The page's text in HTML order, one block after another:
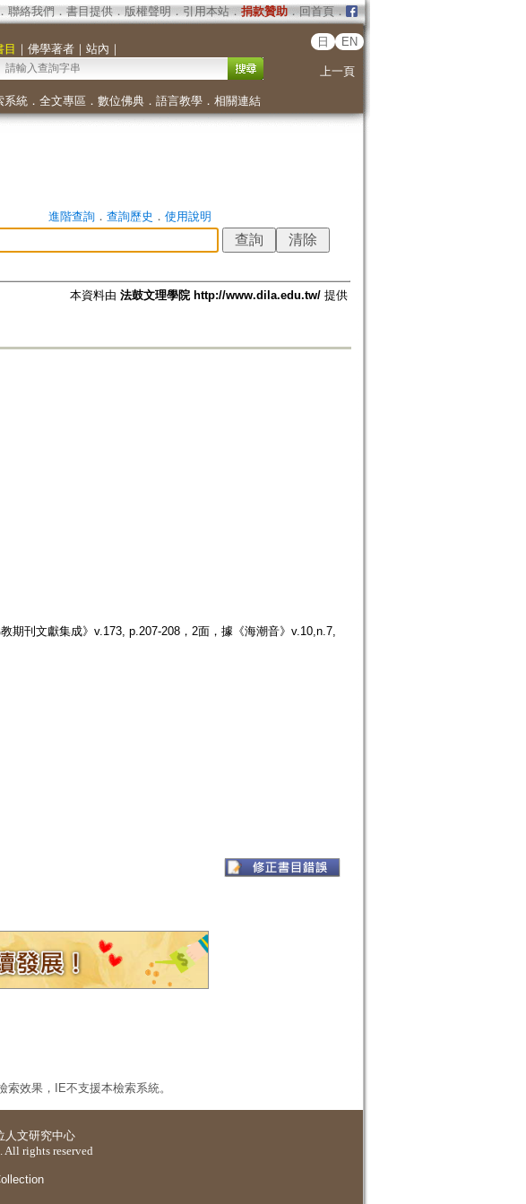
聯絡我們 ． 書目提供． 版權聲明 ． 引用本站． 捐款贊助．回首頁．
目 ｜ 佛學著者｜ 站內 ｜
日 EN
上一頁
系統． 全文專區 ． 數位佛典． 語言教學． 相關連結
進階查詢． 查詢歷史 ． 使用說明
本資料由 法鼓文理學院 http://www.dila.edu.tw/提供
期刊文獻集成》v.173, p.207-208，2面，據《海潮音》v.10,n.7,
效果，IE不支援本檢索系統。
人文研究中心
rights reserved